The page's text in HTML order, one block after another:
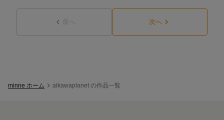
前へ 次へ
minne ホーム aikawaplanet の作品一覧